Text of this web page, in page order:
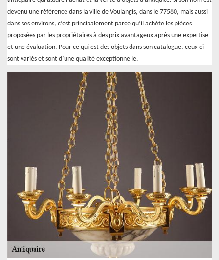
devenu une référence dans la ville de Voulangis, dans le 77580, mais aussi
dans ses environs, c’est principalement parce qu’il achète les pièces
proposées par les propriétaires à des prix avantageux après une expertise
et une évaluation. Pour ce qui est des objets dans son catalogue, ceux-ci
sont variés et sont d’une qualité exceptionnelle.